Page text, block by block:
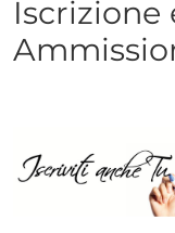
Iscrizione